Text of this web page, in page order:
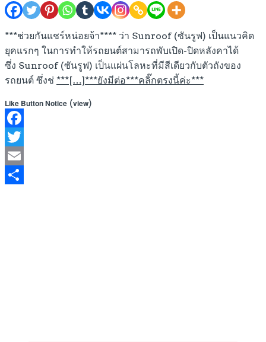
***ช่วยกันแชร์หน่อยจ้า**** ว่า Sunroof (ซันรูฟ) เป็นแนวคิด
ยุคแรกๆ ในการทำให้รถยนต์สามารถพับเปิด-ปิดหลังคาได้
ซึ่ง Sunroof (ซันรูฟ) เป็นแผ่นโลหะที่มีสีเดียวกับตัวถังของ
รถยนต์ ซึ่งช่ ***[…]***ยังมีต่อ***คลิ๊กตรงนี้ค่ะ***
Like Button Notice (view)
Facebook
Twitter
Email